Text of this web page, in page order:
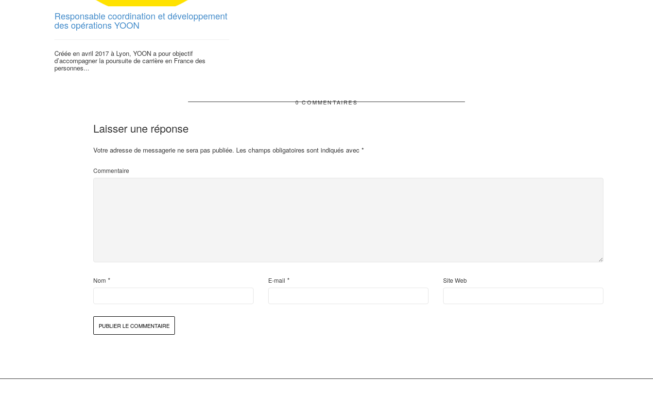
Responsable coordination et développement
des opérations YOON
Créée en avril 2017 à Lyon, YOON a pour objectif
d’accompagner la poursuite de carrière en France des
personnes...
0 COMMENTAIRES
Laisser une réponse
Votre adresse de messagerie ne sera pas publiée. Les champs obligatoires sont indiqués avec *
Commentaire
Nom * E-mail * Site Web